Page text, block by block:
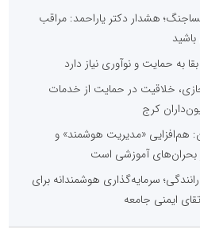
هشدار دکتر یاراحمد: مراقب
به حمایت و نوآوری نیاز دارد
خلاقیت در حمایت از خدمات
کرج
هم‌افزایی «مدیریت هوشمند» و
بحران‌های آموزشی است
سرمایه‌گذاری هوشمندانه برای
ایمنی جامعه